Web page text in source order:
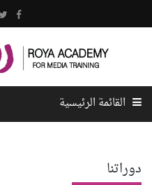
القائمة الرئيسية
عن الأكاديمية
دوراتنا